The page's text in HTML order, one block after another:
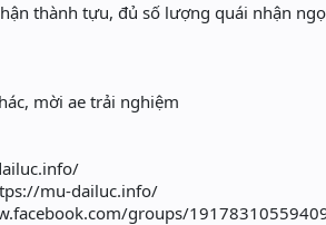
thành tựu, đủ số lượng quái nhận
mời ae trải nghiệm
mu-dailuc.info/
groups/